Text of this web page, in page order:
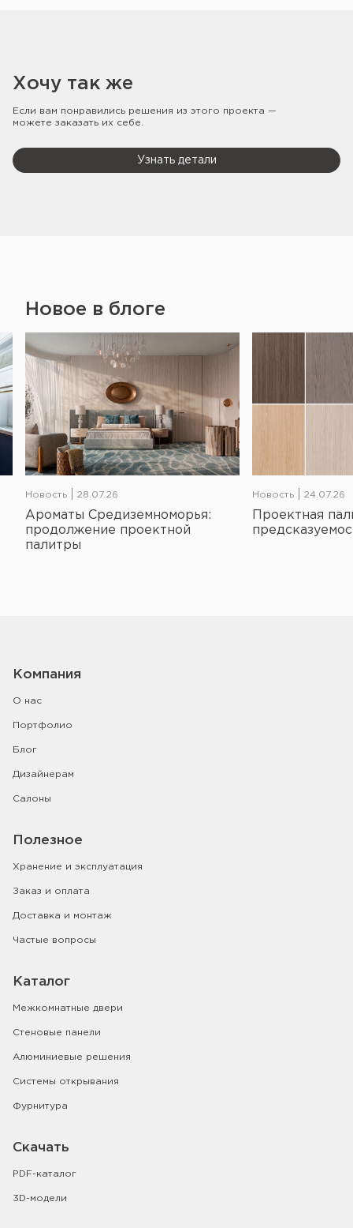
Хочу так же
Если вам понравились решения из этого проекта —
можете заказать их себе.
Узнать детали
Новое в блоге
Новость 28.07.26
Ароматы Средиземноморья:
продолжение проектной
палитры
Новость 24.07.26
Проектная
Компания
О нас
Портфолио
Блог
Дизайнерам
Салоны
Полезное
Хранение и эксплуатация
Заказ и оплата
Доставка и монтаж
Частые вопросы
Каталог
Межкомнатные двери
Стеновые панели
Алюминиевые решения
Системы открывания
Фурнитура
Скачать
PDF-каталог
3D-модели